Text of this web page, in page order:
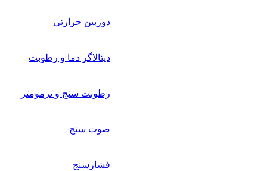
دوربین حرارتی
دیتالاگر دما و رطوبت
رطوبت سنج و ترمومتر
صوت سنج
فشارسنج